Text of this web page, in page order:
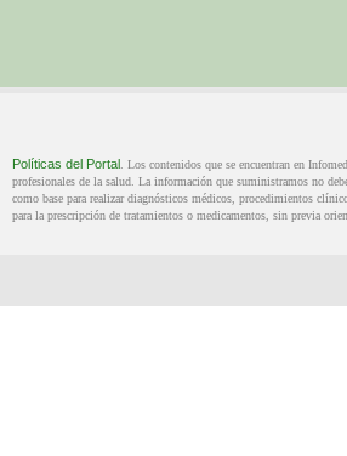
Políticas del Portal . Los contenidos que se encuentran en
profesionales de la salud. La información que suministramos no
como base para realizar diagnósticos médicos, procedimientos
para la prescripción de tratamientos o medicamentos, sin previa